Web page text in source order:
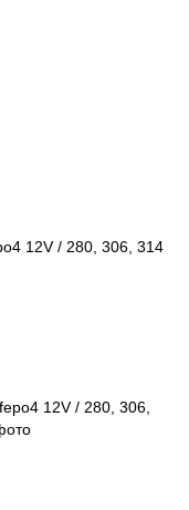
12V / 280, 306, 314